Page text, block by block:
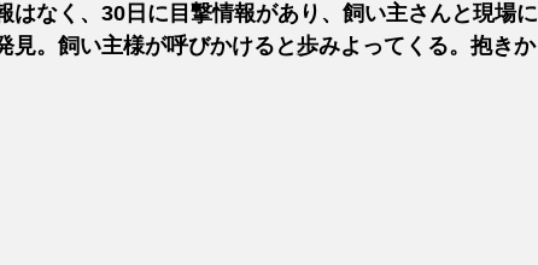
はなく、30日に目撃情報があり、飼い主さんと現場に
見。飼い主様が呼びかけると歩みよってくる。抱きか